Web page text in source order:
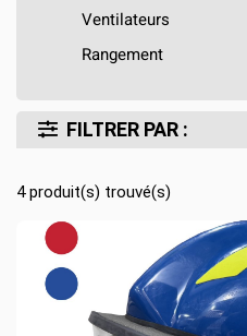
Ventilateurs
Rangement
FILTRER PAR :
4produit(s) trouvé(s)